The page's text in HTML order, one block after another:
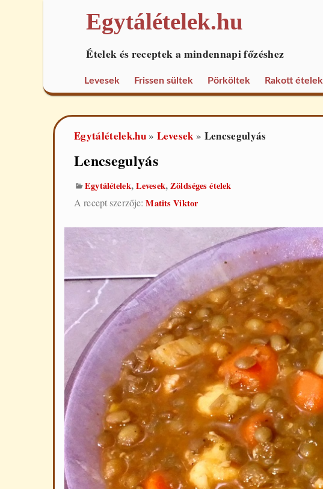
Egytálételek.hu
Ételek és receptek a mindennapi főzéshez
Levesek Frissen sültek Pörköltek Rakott ételek
Egytálételek.hu »Levesek» Lencsegulyás
Lencsegulyás
Egytálételek,Levesek,Zöldséges ételek
A recept szerzője:Matits Viktor